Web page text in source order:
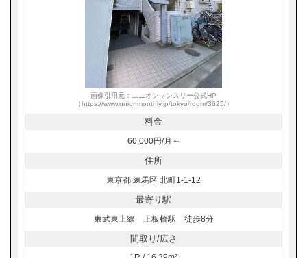
画像引用元：ユニオンマンスリー公式HP
（https://www.unionmonthly.jp/tokyo/room/3625/）
料金
60,000円/月～
住所
東京都 練馬区 北町1-1-12
最寄り駅
東武東上線 上板橋駅 徒歩8分
間取り/広さ